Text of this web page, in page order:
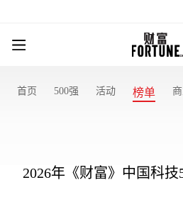
首页 500强 活动 榜单
2026年《财富》中国科技